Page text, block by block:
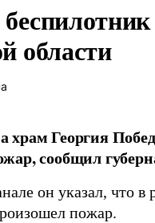
области
Георгия
сообщил
он указал, что в
пожар.